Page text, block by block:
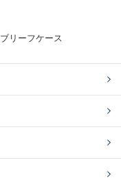
ブリーフケース